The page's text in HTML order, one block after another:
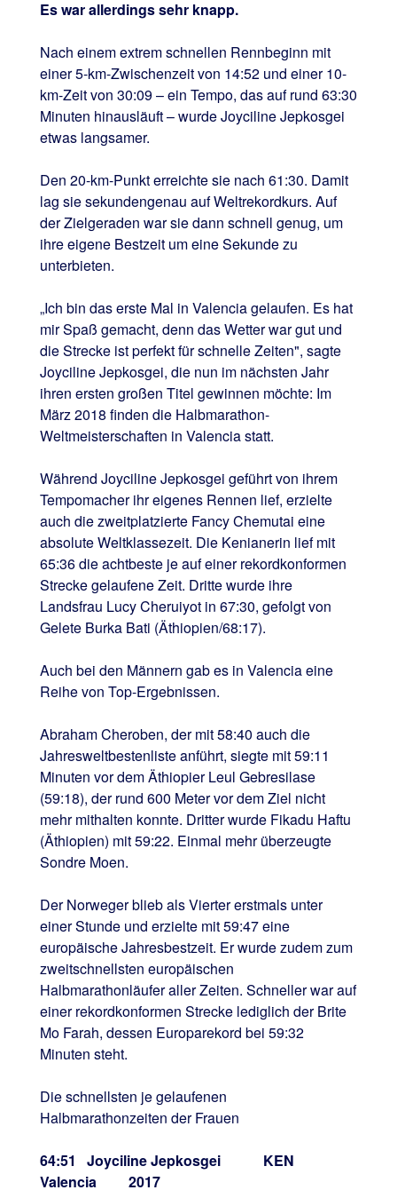
Es war allerdings sehr knapp.
Nach einem extrem schnellen Rennbeginn mit
einer 5-km-Zwischenzeit von 14:52 und einer 10-
km-Zeit von 30:09 – ein Tempo, das auf rund 63:30
Minuten hinausläuft – wurde Joyciline Jepkosgei
etwas langsamer.
Den 20-km-Punkt erreichte sie nach 61:30. Damit
lag sie sekundengenau auf Weltrekordkurs. Auf
der Zielgeraden war sie dann schnell genug, um
ihre eigene Bestzeit um eine Sekunde zu
unterbieten.
„Ich bin das erste Mal in Valencia gelaufen. Es hat
mir Spaß gemacht, denn das Wetter war gut und
die Strecke ist perfekt für schnelle Zeiten", sagte
Joyciline Jepkosgei, die nun im nächsten Jahr
ihren ersten großen Titel gewinnen möchte: Im
März 2018 finden die Halbmarathon-
Weltmeisterschaften in Valencia statt.
Während Joyciline Jepkosgei geführt von ihrem
Tempomacher ihr eigenes Rennen lief, erzielte
auch die zweitplatzierte Fancy Chemutai eine
absolute Weltklassezeit. Die Kenianerin lief mit
65:36 die achtbeste je auf einer rekordkonformen
Strecke gelaufene Zeit. Dritte wurde ihre
Landsfrau Lucy Cheruiyot in 67:30, gefolgt von
Gelete Burka Bati (Äthiopien/68:17).
Auch bei den Männern gab es in Valencia eine
Reihe von Top-Ergebnissen.
Abraham Cheroben, der mit 58:40 auch die
Jahresweltbestenliste anführt, siegte mit 59:11
Minuten vor dem Äthiopier Leul Gebresilase
(59:18), der rund 600 Meter vor dem Ziel nicht
mehr mithalten konnte. Dritter wurde Fikadu Haftu
(Äthiopien) mit 59:22. Einmal mehr überzeugte
Sondre Moen.
Der Norweger blieb als Vierter erstmals unter
einer Stunde und erzielte mit 59:47 eine
europäische Jahresbestzeit. Er wurde zudem zum
zweitschnellsten europäischen
Halbmarathonläufer aller Zeiten. Schneller war auf
einer rekordkonformen Strecke lediglich der Brite
Mo Farah, dessen Europarekord bei 59:32
Minuten steht.
Die schnellsten je gelaufenen
Halbmarathonzeiten der Frauen
64:51 Joyciline Jepkosgei KEN
Valencia 2017